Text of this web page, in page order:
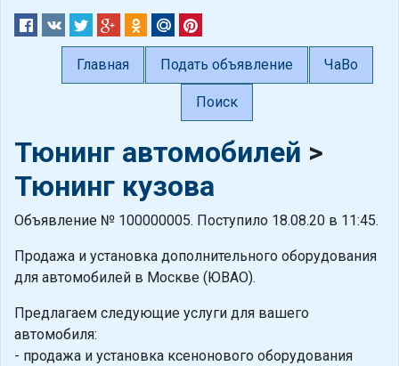
Главная Подать объявление ЧаВо
Поиск
Тюнинг автомобилей >
Тюнинг кузова
Объявление № 100000005. Поступило 18.08.20 в 11:45.
Продажа и установка дополнительного оборудования
для автомобилей в Москве (ЮВАО).
Предлагаем следующие услуги для вашего
автомобиля:
- продажа и установка ксенонового оборудования